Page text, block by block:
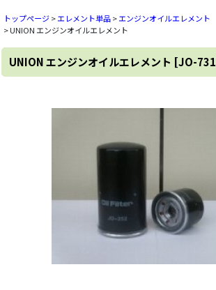
トップページ>エレメント単品>エンジンオイルエレメント
>UNION エンジンオイルエレメント
UNION エンジンオイルエレメント [JO-731